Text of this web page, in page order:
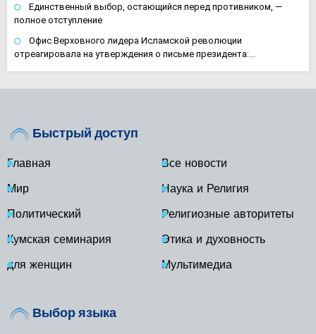
Единственный выбор, остающийся перед противником, —
полное отступление
Офис Верховного лидера Исламской революции
отреагировала на утверждения о письме президента:…
Быстрый доступ
Главная
Все новости
Мир
Наука и Религия
Политический
Религиозные авторитеты
Кумская семинария
Этика и духовность
для женщин
Мультимедиа
Выбор языка